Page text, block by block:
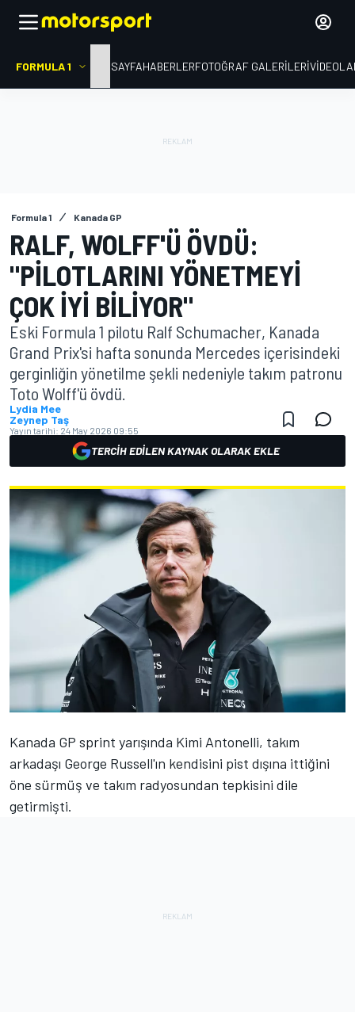
FORMULA 1 ANA SAYFAHABERLERFOTOĞRAF GALERILERI
Formula 1 Kanada GP
RALF, WOLFF'Ü ÖVDÜ:
"PILOTLARINI YÖNETMEYI
ÇOK IYI BILIYOR"
Eski Formula 1 pilotu Ralf Schumacher, Kanada
Grand Prix'si hafta sonunda Mercedes içerisindeki
gerginliğin yönetilme şekli nedeniyle takım patronu
Toto Wolff'ü övdü.
Lydia Mee
Zeynep Taş
Yayın tarihi: 24 May 2026 09:55
TERCIH EDILEN KAYNAK OLARAK EKLE
Kanada GP sprint yarışında Kimi Antonelli, takım
arkadaşı George Russell'ın kendisini pist dışına ittiğini
öne sürmüş ve takım radyosundan tepkisini dile
getirmişti.